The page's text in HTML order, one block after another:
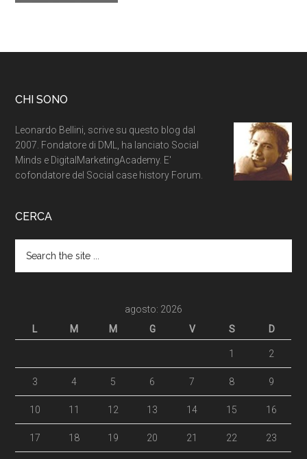
CHI SONO
Leonardo Bellini, scrive su questo blog dal
2007. Fondatore di DML, ha lanciato Social
Minds e DigitalMarketingAcademy. E'
cofondatore del Social case history Forum.
CERCA
agosto: 2026
L
M M G V S D
1 2
3 4 5 6 7 8 9
10 11 12 13 14 15 16
17 18 19 20 21 22 23